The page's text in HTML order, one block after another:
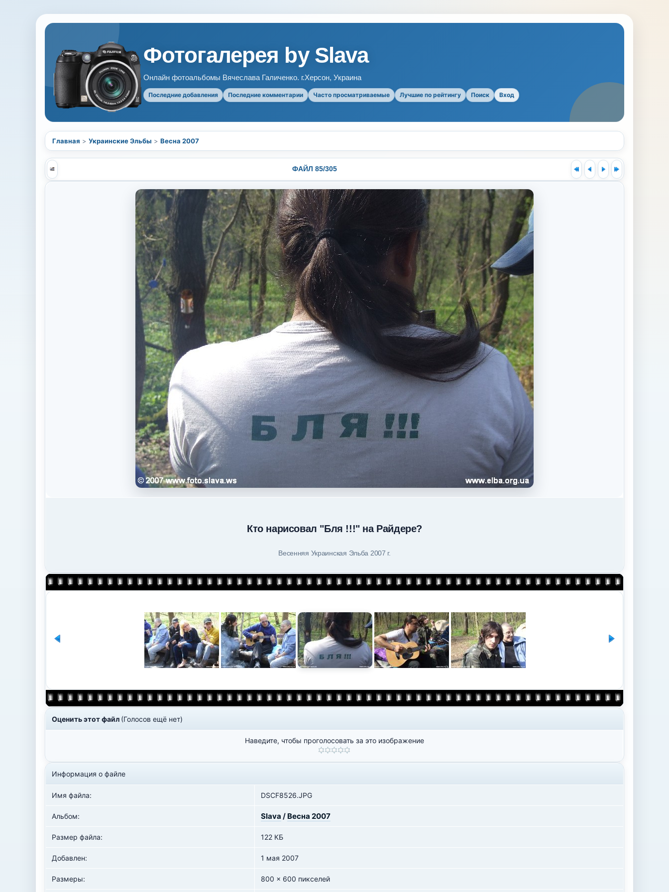
Фотогалерея by Slava
Онлайн фотоальбомы Вячеслава Галиченко. г.Херсон, Украина
Последние добавления Последние комментарии Часто просматриваемые Лучшие по рейтингу Поиск Вход
Главная > Украинские Эльбы > Весна 2007
ФАЙЛ 85/305
Кто нарисовал "Бля !!!" на Райдере?
Весенняя Украинская Эльба 2007 г.
Оценить этот файл (Голосов ещё нет)
Наведите, чтобы проголосовать за это изображение
Информация о файле
Имя файла: DSCF8526.JPG
Альбом: Slava / Весна 2007
Размер файла: 122 КБ
Добавлен: 1 мая 2007
Размеры: 800 x 600 пикселей